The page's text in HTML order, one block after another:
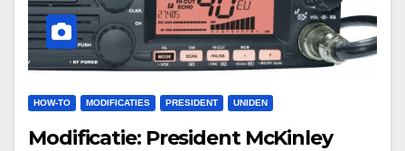
HOW-TO MODIFICATIES PRESIDENT UNIDEN
Modificatie: President McKinley